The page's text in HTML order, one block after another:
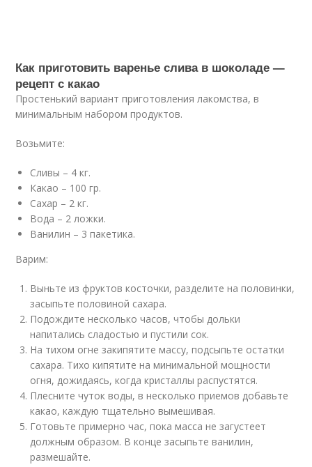
Как приготовить варенье слива в шоколаде —
рецепт с какао
Простенький вариант приготовления лакомства, в
минимальным набором продуктов.
Возьмите:
Сливы – 4 кг.
Какао – 100 гр.
Сахар – 2 кг.
Вода – 2 ложки.
Ванилин – 3 пакетика.
Варим:
Выньте из фруктов косточки, разделите на половинки,
засыпьте половиной сахара.
Подождите несколько часов, чтобы дольки
напитались сладостью и пустили сок.
На тихом огне закипятите массу, подсыпьте остатки
сахара. Тихо кипятите на минимальной мощности
огня, дожидаясь, когда кристаллы распустятся.
Плесните чуток воды, в несколько приемов добавьте
какао, каждую тщательно вымешивая.
Готовьте примерно час, пока масса не загустеет
должным образом. В конце засыпьте ванилин,
размешайте.